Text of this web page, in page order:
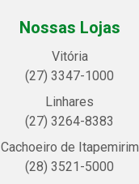
Nossas Lojas
Vitória
(27) 3347-1000
Linhares
(27) 3264-8383
Cachoeiro de Itapemirim
(28) 3521-5000